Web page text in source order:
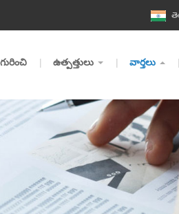
ఉత్పత్తులు వార్తలు